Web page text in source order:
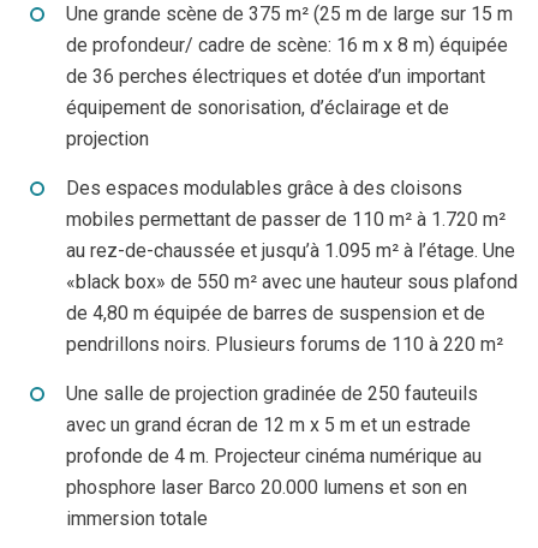
Une grande scène de 375 m² (25 m de large sur 15 m
de profondeur/ cadre de scène: 16 m x 8 m) équipée
de 36 perches électriques et dotée d’un important
équipement de sonorisation, d’éclairage et de
projection
Des espaces modulables grâce à des cloisons
mobiles permettant de passer de 110 m² à 1.720 m²
au rez-de-chaussée et jusqu’à 1.095 m² à l’étage. Une
«black box» de 550 m² avec une hauteur sous plafond
de 4,80 m équipée de barres de suspension et de
pendrillons noirs. Plusieurs forums de 110 à 220 m²
Une salle de projection gradinée de 250 fauteuils
avec un grand écran de 12 m x 5 m et un estrade
profonde de 4 m. Projecteur cinéma numérique au
phosphore laser Barco 20.000 lumens et son en
immersion totale